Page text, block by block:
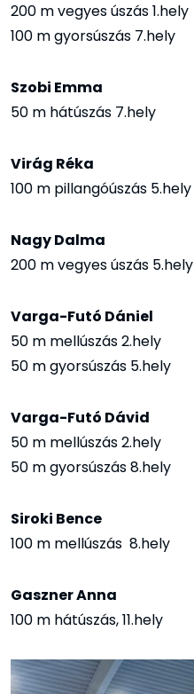
200 m vegyes úszás 1.hely
100 m gyorsúszás 7.hely
Szobi Emma
50 m hátúszás 7.hely
Virág Réka
100 m pillangóúszás 5.hely
Nagy Dalma
200 m vegyes úszás 5.hely
Varga-Futó Dániel
50 m mellúszás 2.hely
50 m gyorsúszás 5.hely
Varga-Futó Dávid
50 m mellúszás 2.hely
50 m gyorsúszás 8.hely
Siroki Bence
100 m mellúszás 8.hely
Gaszner Anna
100 m hátúszás, 11.hely